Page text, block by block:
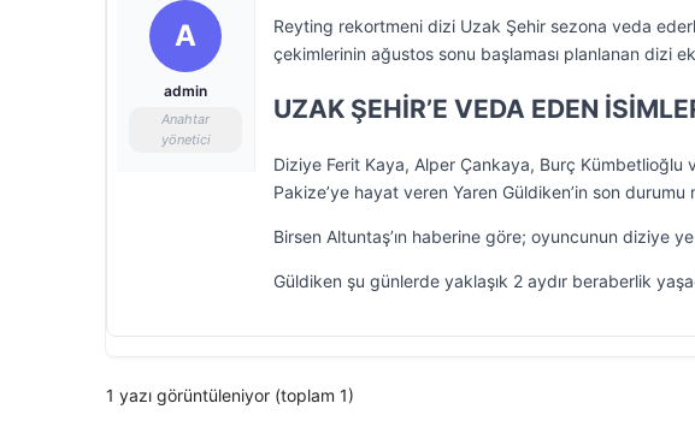
A
admin
Anahtar
yönetici
Reyting rekortmeni dizi Uzak Şehir sezona veda
çekimlerinin ağustos sonu başlaması planlanan dizi
UZAK ŞEHİR’E VEDA EDEN
Diziye Ferit Kaya, Alper Çankaya, Burç Kümbetlioğlu
Pakize’ye hayat veren Yaren Güldiken’in son
Birsen Altuntaş’ın haberine göre; oyuncunun diziye
Güldiken şu günlerde yaklaşık 2 aydır beraberlik
1 yazı görüntüleniyor (toplam 1)